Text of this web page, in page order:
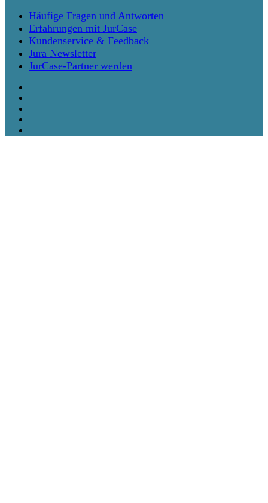
Häufige Fragen und Antworten
Erfahrungen mit JurCase
Kundenservice & Feedback
Jura Newsletter
JurCase-Partner werden